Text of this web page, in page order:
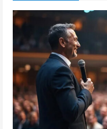
u
e
R
e
a
d